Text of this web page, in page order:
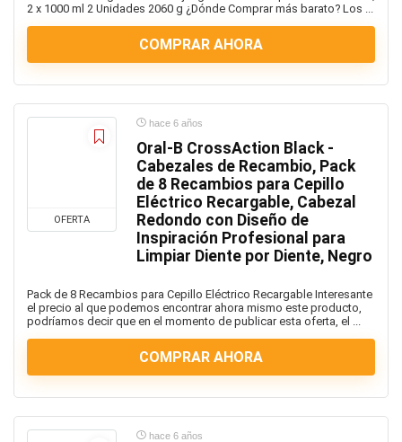
Productos de Limpieza
Robots cocina
Salud y Belleza
Sartenes y ollas
SmartPhone
Switch
tablet
tazas
Teclado y raton
Uncategorized
2 x 1000 ml 2 Unidades 2060 g ¿Dónde Comprar más barato? Los ...
COMPRAR AHORA
OFERTA
hace 6 años
Oral-B CrossAction Black -
Cabezales de Recambio, Pack
de 8 Recambios para Cepillo
Eléctrico Recargable, Cabezal
Redondo con Diseño de
Inspiración Profesional para
Limpiar Diente por Diente, Negro
Pack de 8 Recambios para Cepillo Eléctrico Recargable Interesante
el precio al que podemos encontrar ahora mismo este producto,
podríamos decir que en el momento de publicar esta oferta, el ...
COMPRAR AHORA
hace 6 años